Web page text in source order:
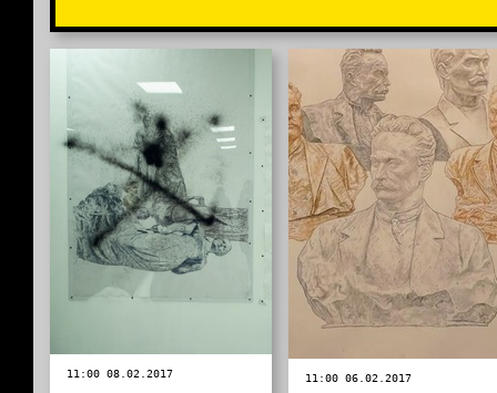
11:00 08.02.2017 11:00 06.02.2017